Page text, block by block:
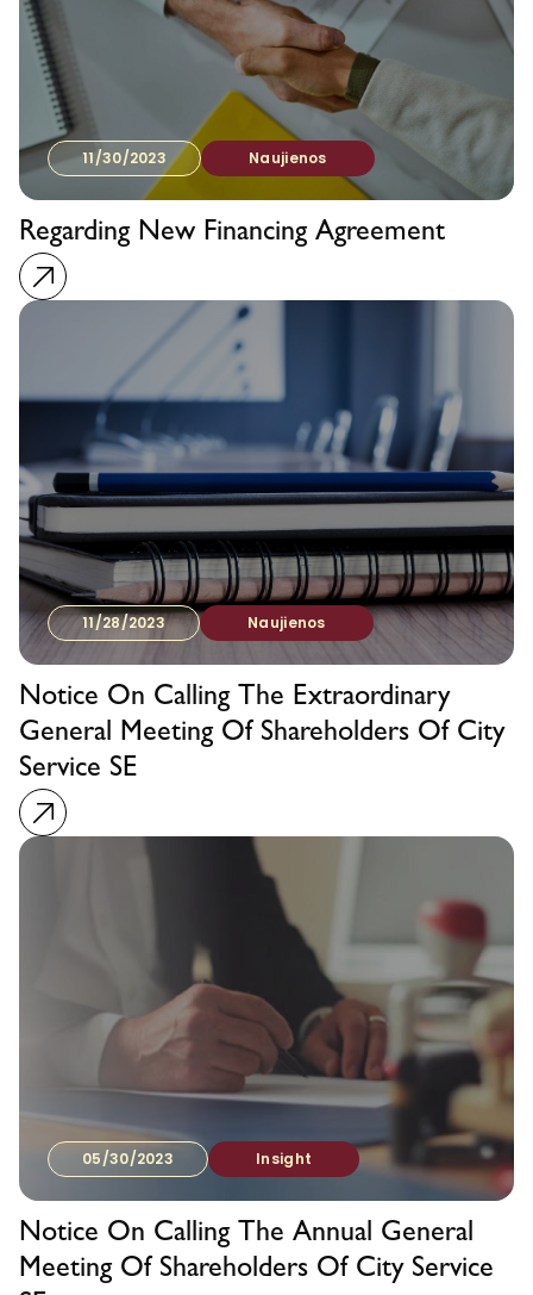
11/30/2023 Naujienos
Regarding New Financing Agreement
11/28/2023 Naujienos
Notice On Calling The Extraordinary
General Meeting Of Shareholders Of City
Service SE
05/30/2023 Insight
Notice On Calling The Annual General
Meeting Of Shareholders Of City Service